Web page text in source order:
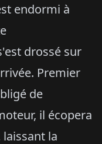
endormi à
drossé sur
Premier
de
il écopera
la